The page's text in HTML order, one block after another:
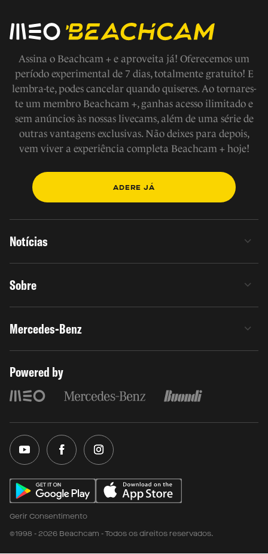
Assina o Beachcam + e aproveita já! Oferecemos um
período experimental de 7 dias, totalmente gratuito! E
lembra-te, podes cancelar quando quiseres. Ao tornares-
te um membro Beachcam +, ganhas acesso ilimitado e
sem anúncios às nossas livecams, além de uma série de
outras vantagens exclusivas. Não deixes para depois,
vem viver a experiência completa Beachcam + hoje!
ADERE JÁ
Notícias
Sobre
Mercedes-Benz
Powered by
Gerir Consentimento
©1998 - 2026 Beachcam - Todos os direitos reservados.